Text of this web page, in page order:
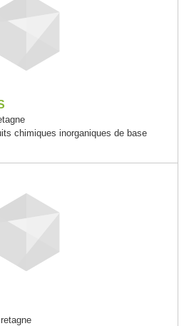
chimiques inorganiques de base